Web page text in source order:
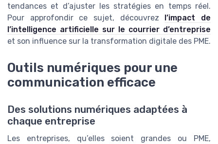
tendances et d’ajuster les stratégies en temps réel.
Pour approfondir ce sujet, découvrez
l’impact de
l’intelligence artificielle sur le courrier d’entreprise
et son influence sur la transformation digitale des PME.
Outils numériques pour une
communication efficace
Des solutions numériques adaptées à
chaque entreprise
Les entreprises, qu’elles soient grandes ou PME,